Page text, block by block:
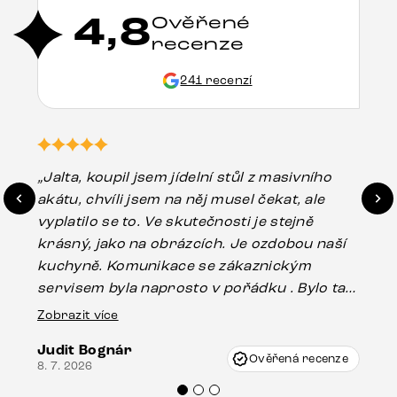
4,8Ověřené
recenze
241 recenzí
„Jalta, koupil jsem jídelní stůl z masivního
akátu, chvíli jsem na něj musel čekat, ale
vyplatilo se to. Ve skutečnosti je stejně
krásný, jako na obrázcích. Je ozdobou naší
kuchyně. Komunikace se zákaznickým
servisem byla naprosto v pořádku . Bylo tam
drobné poškození u nohy stolu, které mohlo
Vincze mi velmi korektně vyšli vstříc.
Doporučuji produkty Delife všem.“
Zobrazit více
Judit Bognár
8. 7. 2026 Ověřená recenze